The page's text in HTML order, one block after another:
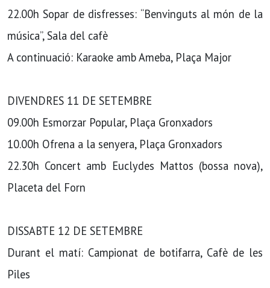
22.00h Sopar de disfresses: “Benvinguts al món de la
música”, Sala del cafè
A continuació: Karaoke amb Ameba, Plaça Major
DIVENDRES 11 DE SETEMBRE
09.00h Esmorzar Popular, Plaça Gronxadors
10.00h Ofrena a la senyera, Plaça Gronxadors
22.30h Concert amb Euclydes Mattos (bossa nova),
Placeta del Forn
DISSABTE 12 DE SETEMBRE
Durant el matí: Campionat de botifarra, Cafè de les
Piles